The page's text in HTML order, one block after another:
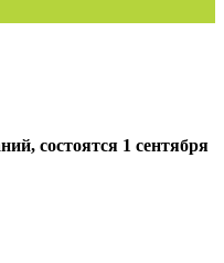
состоятся 1 сентября